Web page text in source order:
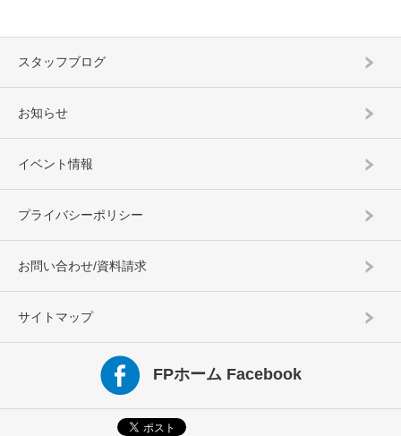
スタッフブログ
お知らせ
イベント情報
プライバシーポリシー
お問い合わせ/資料請求
サイトマップ
FPホーム Facebook